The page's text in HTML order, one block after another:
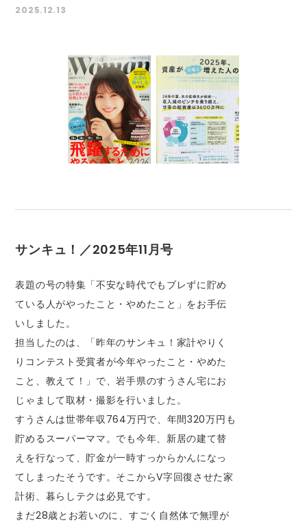
2025.12.13
サンキュ！／2025年11月号
表題の号の特集「不安な時代でもブレずに貯め
ている人がやったこと・やめたこと」をお手伝
いしました。
担当したのは、「昨年のサンキュ！家計やりく
りコンテスト受賞者が今年やったこと・やめた
こと、教えて！」で、岩手県のすうさん宅にお
じゃまして取材・撮影を行いました。
すうさんは世帯年収764万円で、年間320万円も
貯めるスーパーママ。でも今年、新居の建て替
えを行なって、貯金が一時すっからかんになっ
てしまったそうです。そこからV字回復させた家
計術、暮らしテクは必見です。
まだ28歳とお若いのに、すごく自然体で無理が